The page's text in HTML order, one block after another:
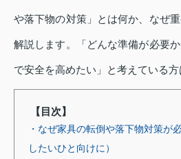
や落下物の対策」とは何か、なぜ
解説します。「どんな準備が必要
で安全を高めたい」と考えている方
【目次】
・なぜ家具の転倒や落下物対策が
したいひと向けに）